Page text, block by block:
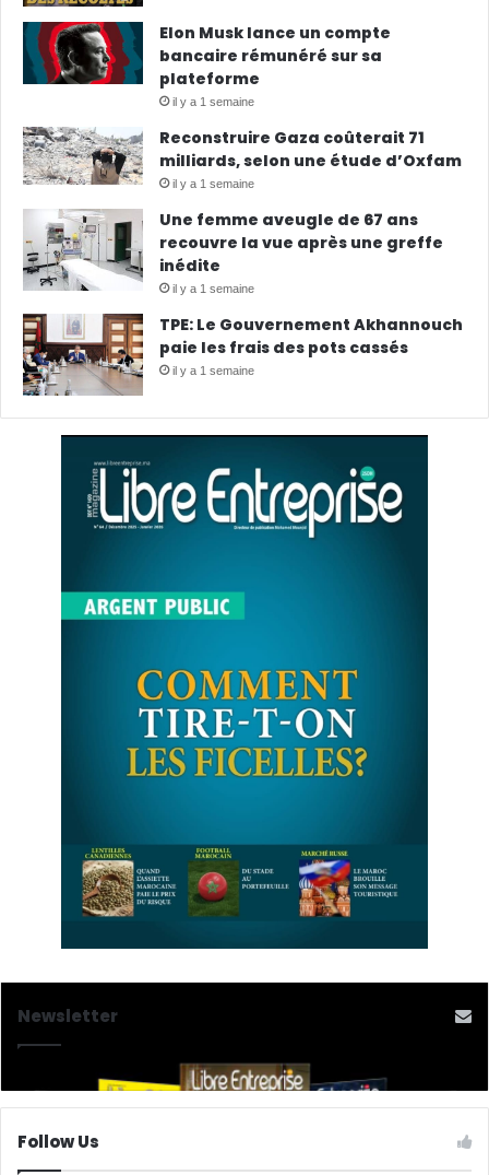
Elon Musk lance un compte
bancaire rémunéré sur sa
plateforme
il y a 1 semaine
Reconstruire Gaza coûterait 71
milliards, selon une étude d’Oxfam
il y a 1 semaine
Une femme aveugle de 67 ans
recouvre la vue après une greffe
inédite
il y a 1 semaine
TPE: Le Gouvernement Akhannouch
paie les frais des pots cassés
il y a 1 semaine
Newsletter
Follow Us